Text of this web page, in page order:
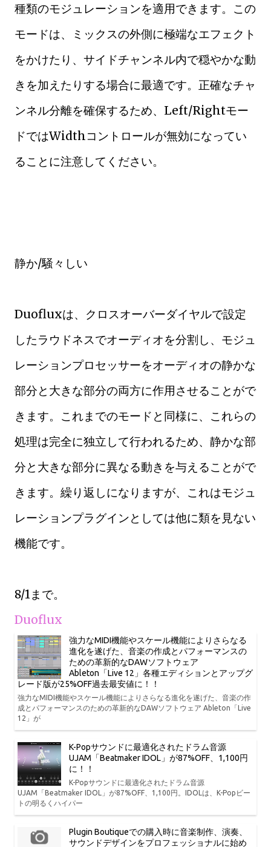
種類のモジュレーションを適用できます。この
モードは、ミックスの外側に極端なエフェクト
をかけたり、サイドチャンネル内で穏やかな動
きを加えたりする場合に最適です。正確なチャ
ンネル分離を確保するため、Left/Rightモー
ドではWidthコントロールが無効になってい
ることに注意してください。
静か/騒々しい
Duofluxは、クロスオーバーダイヤルで設定
したラウドネスでオーディオを分割し、モジュ
レーションプロセッサーをオーディオの静かな
部分と大きな部分の両方に作用させることがで
きます。これまでのモードと同様に、これらの
処理は完全に独立して行われるため、静かな部
分と大きな部分に異なる動きを与えることがで
きます。繰り返しになりますが、これはモジュ
レーションプラグインとしては他に類を見ない
機能です。
8/1まで。
Duoflux
強力なMIDI機能やスケール機能によりさらなる
進化を遂げた、音楽の作成とパフォーマンスの
ための革新的なDAWソフトウェア
Ableton「Live 12」各種エディションとアップグ
レード版が25%OFF過去最安値に！！
強力なMIDI機能やスケール機能によりさらなる進化を遂げた、音楽の作
成とパフォーマンスのための革新的なDAWソフトウェア Ableton「Live
12」が
K-Popサウンドに最適化されたドラム音源
UJAM「Beatmaker IDOL」が87%OFF、1,100円
に！！
K-Popサウンドに最適化されたドラム音源
UJAM「Beatmaker IDOL」が87%OFF、1,100円。IDOLは、K-Popビー
トの明るくハイパー
Plugin Boutiqueでの購入時に音楽制作、演奏、
サウンドデザインをプロフェッショナルに始め